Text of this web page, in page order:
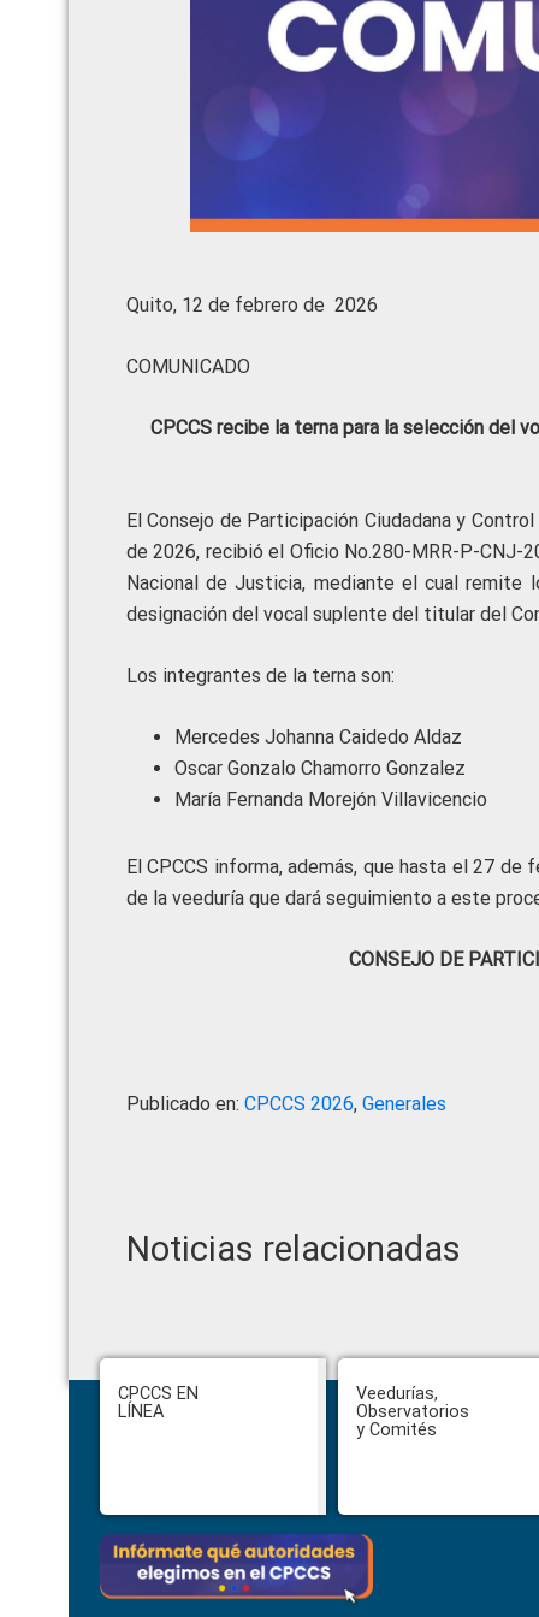
Quito, 12 de febrero de 2026
COMUNICADO
CPCCS recibe la terna para la selección del
El Consejo de Participación Ciudadana y
de 2026, recibió el Oficio No.280-MRR-P-CNJ-
Nacional de Justicia, mediante el cual
designación del vocal suplente del titular del
Los integrantes de la terna son:
Mercedes Johanna Caidedo Aldaz
Oscar Gonzalo Chamorro Gonzalez
María Fernanda Morejón Villavicencio
El CPCCS informa, además, que hasta el 27
de la veeduría que dará seguimiento a este
CONSEJO DE
Publicado en: CPCCS 2026, Generales
Noticias relacionadas
Footer
CPCCS EN
LÍNEA
Veedurías,
Observatorios
y Comités